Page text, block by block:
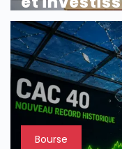
Bourse